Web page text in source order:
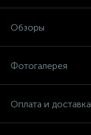
Обзоры
Фотогалерея
Оплата и доставка